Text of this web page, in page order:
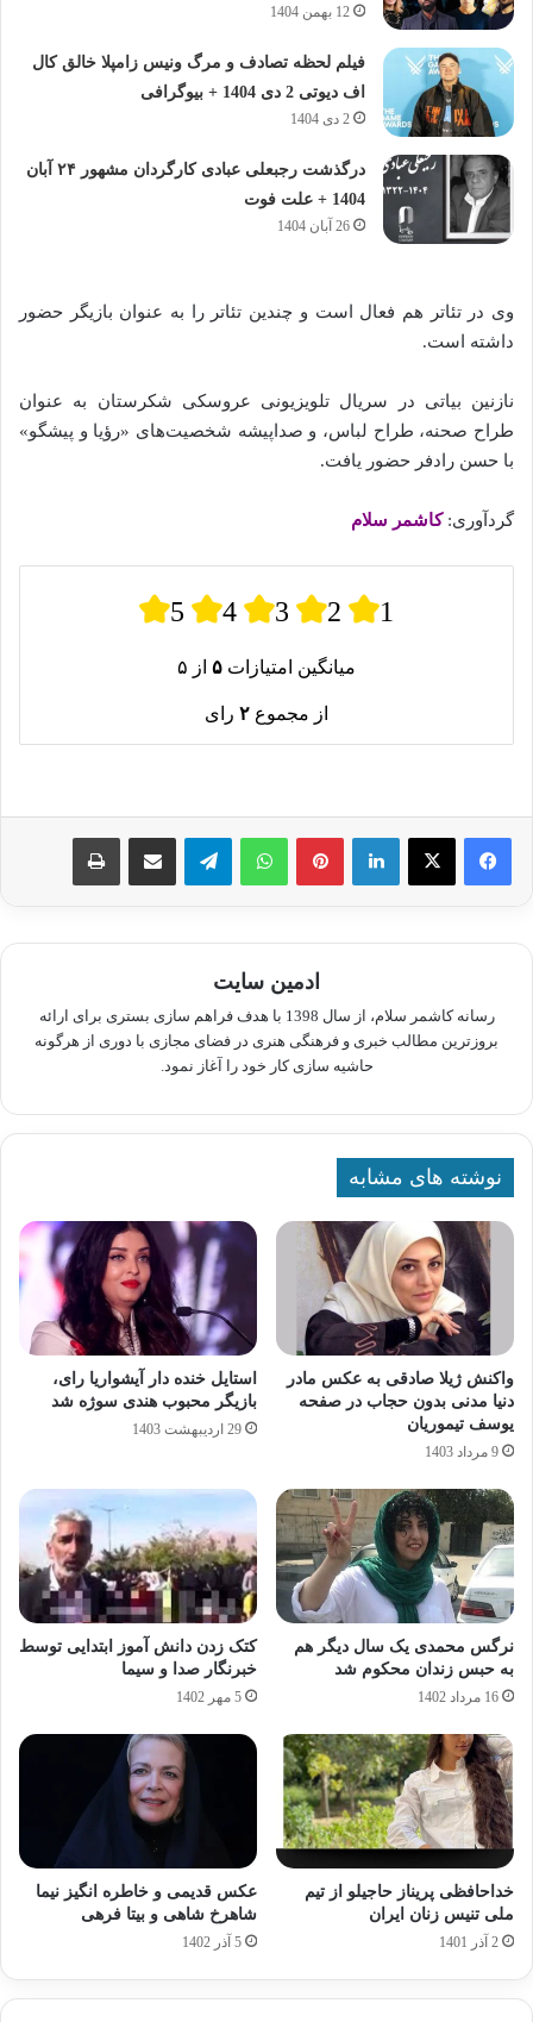
12 بهمن 1404
فیلم لحظه تصادف و مرگ ونیس زامپلا خالق کال
اف دیوتی 2 دی 1404 + بیوگرافی
2 دی 1404
درگذشت رجبعلی عبادی کارگردان مشهور ۲۴ آبان
1404 + علت فوت
26 آبان 1404
وی در تئاتر هم فعال است و چندین تئاتر را به عنوان بازیگر حضور
داشته است.
نازنین بیاتی در سریال تلویزیونی عروسکی شکرستان به عنوان
طراح صحنه، طراح لباس، و صداپیشه شخصیت‌های «رؤیا و پیشگو»
با حسن رادفر حضور یافت.
گردآوری:کاشمر سلام
5 4 3 2 1
میانگین امتیازات ۵ از ۵
از مجموع ۲ رای
لینکدین پینترستواتس آپ تلگرام اشتراک گذاری از طریق ایمیل چاپ
ادمین سایت
رسانه کاشمر سلام، از سال 1398 با هدف فراهم سازی بستری برای ارائه
بروزترین مطالب خبری و فرهنگی هنری در فضای مجازی با دوری از هرگونه
حاشیه سازی کار خود را آغاز نمود.
نوشته های مشابه
واکنش ژیلا صادقی به عکس مادر
دنیا مدنی بدون حجاب در صفحه
یوسف تیموریان
9 مرداد 1403
استایل خنده دار آیشواریا رای،
بازیگر محبوب هندی سوژه شد
29 اردیبهشت 1403
نرگس محمدی یک سال دیگر هم
به حبس زندان محکوم شد
16 مرداد 1402
کتک زدن‌ دانش آموز ابتدایی توسط
خبرنگار صدا و سیما
5 مهر 1402
خداحافظی پریناز حاجیلو از تیم
ملی تنیس زنان ایران
2 آذر 1401
عکس قدیمی و خاطره انگیز نیما
شاهرخ شاهی و بیتا فرهی
5 آذر 1402